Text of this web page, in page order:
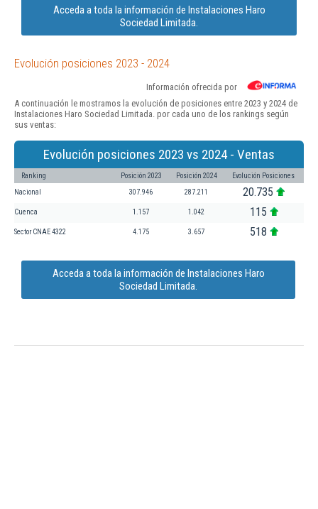
Acceda a toda la información de Instalaciones Haro
Sociedad Limitada.
Evolución posiciones 2023 - 2024
Información ofrecida por
A continuación le mostramos la evolución de posiciones entre 2023 y 2024 de
Instalaciones Haro Sociedad Limitada. por cada uno de los rankings según
sus ventas:
Evolución posiciones 2023 vs 2024 - Ventas
Ranking Posición 2023 Posición 2024 Evolución Posiciones
Nacional 307.946 287.211 20.735
Cuenca 1.157 1.042 115
Sector CNAE 4322 4.175 3.657 518
Acceda a toda la información de Instalaciones Haro
Sociedad Limitada.